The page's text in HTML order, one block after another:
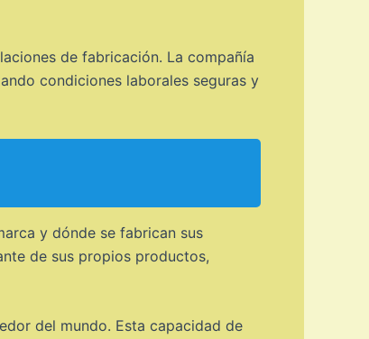
de fabricación. La compañía
condiciones laborales seguras y
y dónde se fabrican sus
de sus propios productos,
del mundo. Esta capacidad de